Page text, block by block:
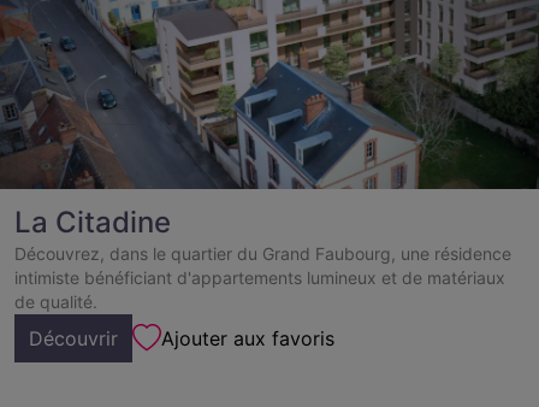
La Citadine
Découvrez, dans le quartier du Grand Faubourg, une résidence
intimiste bénéficiant d'appartements lumineux et de matériaux
de qualité.
Découvrir Ajouter aux favoris